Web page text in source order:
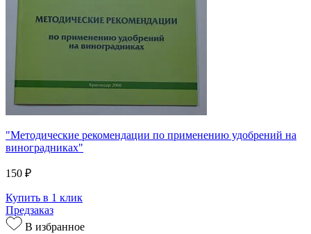
"Методические рекомендации по применению удобрений на
виноградниках"
150 ₽
Купить в 1 клик
Предзаказ
В избранное